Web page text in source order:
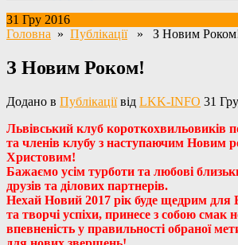
31 Гру 2016
Головна » Публікації» З Новим
З Новим Роком!
Додано в Публікаціївід LKK-INFO 31
Львівський клуб короткохвильовиків
та членів клубу з наступаючим Новим
Христовим!
Бажаємо усім турботи та любові
друзів та ділових партнерів.
Нехай Новий 2017 рік буде щедрим для
та творчі успіхи, принесе з собою смак
впевненість у правильності обраної